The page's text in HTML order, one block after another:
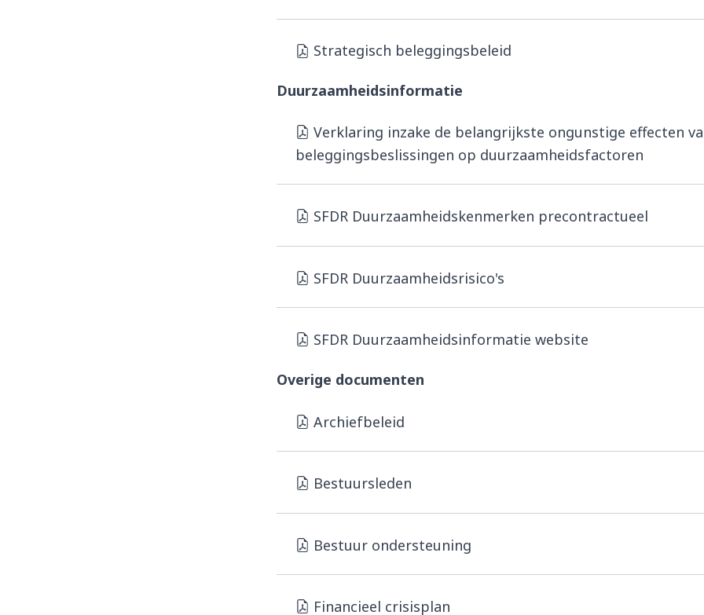
Strategisch beleggingsbeleid
Duurzaamheidsinformatie
Verklaring inzake de belangrijkste ongunstige effecten
beleggingsbeslissingen op duurzaamheidsfactoren
SFDR Duurzaamheidskenmerken precontractueel
SFDR Duurzaamheidsrisico's
SFDR Duurzaamheidsinformatie website
Overige documenten
Archiefbeleid
Bestuursleden
Bestuur ondersteuning
Financieel crisisplan